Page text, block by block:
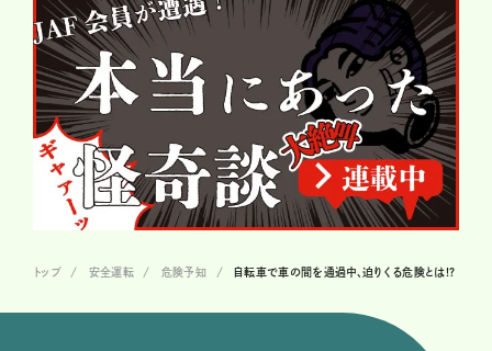
トップ 安全運転 危険予知 自転車で車の間を通過中、迫りくる危険とは!?